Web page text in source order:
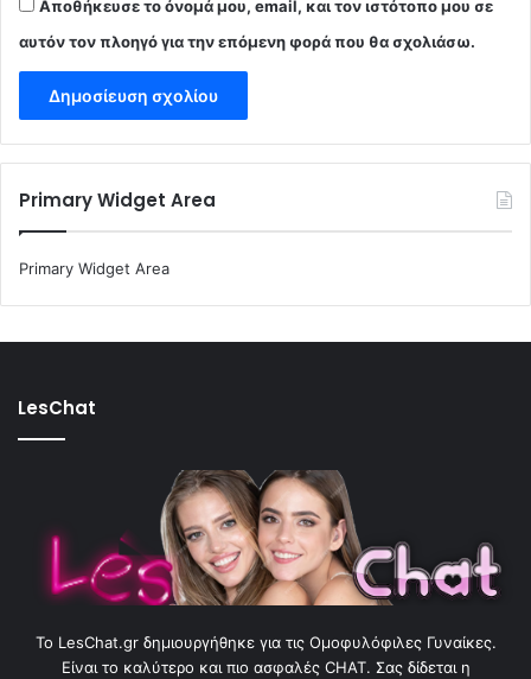
Αποθήκευσε το όνομά μου, email, και τον ιστότοπο μου σε
αυτόν τον πλοηγό για την επόμενη φορά που θα σχολιάσω.
Primary Widget Area
Primary Widget Area
LesChat
To LesChat.gr δημιουργήθηκε για τις Ομοφυλόφιλες Γυναίκες.
Είναι το καλύτερο και πιο ασφαλές CHAT. Σας δίδεται η